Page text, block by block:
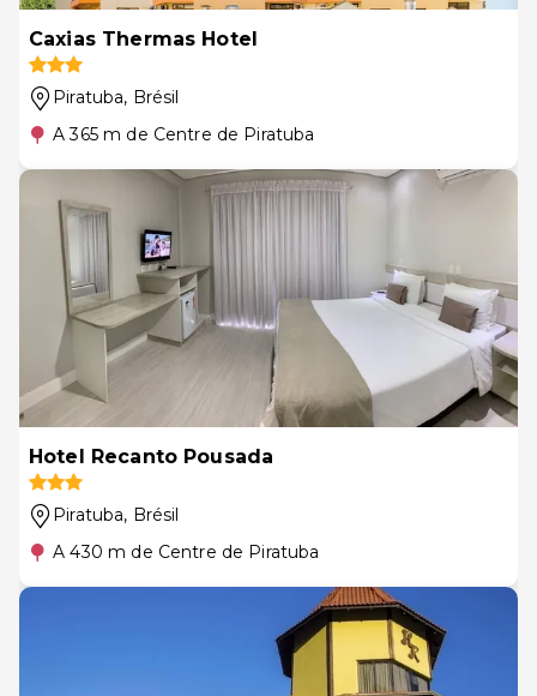
Caxias Thermas Hotel
Piratuba, Brésil
A 365 m de Centre de Piratuba
Hotel Recanto Pousada
Piratuba, Brésil
A 430 m de Centre de Piratuba